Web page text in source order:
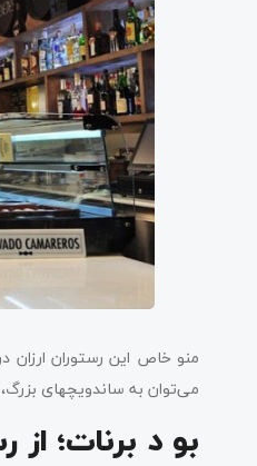
منو خاص این رستوران ارزان
می‌توان به ساندویچ‎های بزرگ، سوسیس با بادمجان و یا تن‌ماهی با پنیر و گوجه‌فرنگی خشک‌شده اشاره کرد.
بو د برنات؛ از